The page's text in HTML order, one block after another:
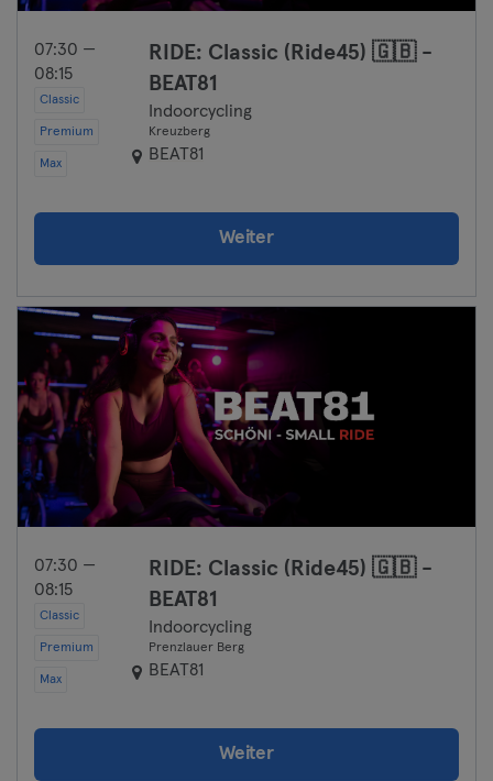
07:30 —
08:15
Classic
Premium
Max
RIDE: Classic (Ride45) 🇬🇧 -
BEAT81
Indoorcycling
Kreuzberg
BEAT81
Weiter
07:30 —
08:15
Classic
Premium
Max
RIDE: Classic (Ride45) 🇬🇧 -
BEAT81
Indoorcycling
Prenzlauer Berg
BEAT81
Weiter